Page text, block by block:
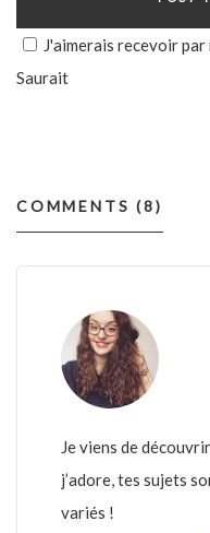
J'aimerais recevoir
Saurait
COMMENTS (8)
Je viens de
j’adore, tes sujets
variés !